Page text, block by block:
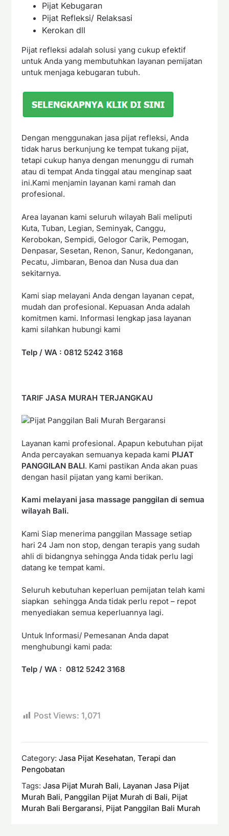
Pijat Kebugaran
Pijat Refleksi/ Relaksasi
Kerokan dll
Pijat refleksi adalah solusi yang cukup efektif
untuk Anda yang membutuhkan layanan pemijatan
untuk menjaga kebugaran tubuh.
Dengan menggunakan jasa pijat refleksi, Anda
tidak harus berkunjung ke tempat tukang pijat,
tetapi cukup hanya dengan menunggu di rumah
atau di tempat Anda tinggal atau menginap saat
ini.Kami menjamin layanan kami ramah dan
profesional.
Area layanan kami seluruh wilayah Bali meliputi
Kuta, Tuban, Legian, Seminyak, Canggu,
Kerobokan, Sempidi, Gelogor Carik, Pemogan,
Denpasar, Sesetan, Renon, Sanur, Kedonganan,
Pecatu, Jimbaran, Benoa dan Nusa dua dan
sekitarnya.
Kami siap melayani Anda dengan layanan cepat,
mudah dan profesional. Kepuasan Anda adalah
komitmen kami. Informasi lengkap jasa layanan
kami silahkan hubungi kami
Telp / WA : 0812 5242 3168
TARIF JASA MURAH TERJANGKAU
Layanan kami profesional. Apapun kebutuhan pijat
Anda percayakan semuanya kepada kami PIJAT
PANGGILAN BALI. Kami pastikan Anda akan puas
dengan hasil pijatan yang kami berikan.
Kami melayani jasa massage panggilan di semua
wilayah Bali.
Kami Siap menerima panggilan Massage setiap
hari 24 Jam non stop, dengan terapis yang sudah
ahli di bidangnya sehingga Anda tidak perlu lagi
datang ke tempat kami.
Seluruh kebutuhan keperluan pemijatan telah kami
siapkan sehingga Anda tidak perlu repot – repot
menyediakan semua keperluannya lagi.
Untuk Informasi/ Pemesanan Anda dapat
menghubungi kami pada:
Telp / WA : 0812 5242 3168
Post Views: 1,071
Category:Jasa Pijat Kesehatan,Terapi dan
Pengobatan
Tags:Jasa Pijat Murah Bali, Layanan Jasa Pijat
Murah Bali, Panggilan Pijat Murah di Bali, Pijat
Murah Bali Bergaransi, Pijat Panggilan Bali Murah